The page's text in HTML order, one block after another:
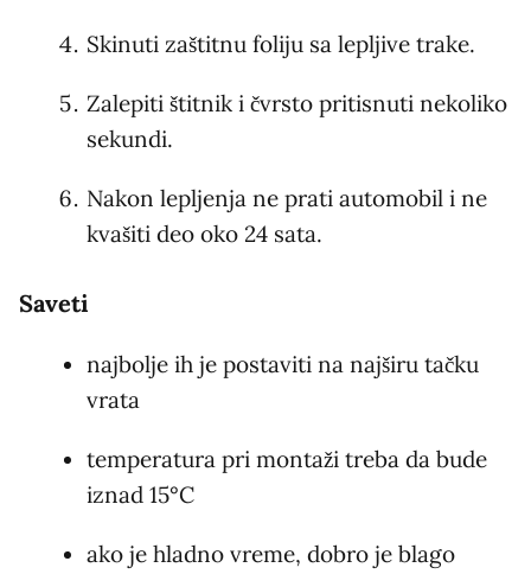
Skinuti zaštitnu foliju sa lepljive trake.
Zalepiti štitnik i čvrsto pritisnuti nekoliko
sekundi.
Nakon lepljenja ne prati automobil i ne
kvašiti deo oko 24 sata.
Saveti
najbolje ih je postaviti na najširu tačku
vrata
temperatura pri montaži treba da bude
iznad 15°C
ako je hladno vreme, dobro je blago